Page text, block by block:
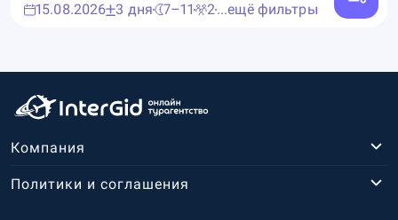
15.08.2026 3 дня 7–11 2...ещё фильтры
Компания
Политики и соглашения